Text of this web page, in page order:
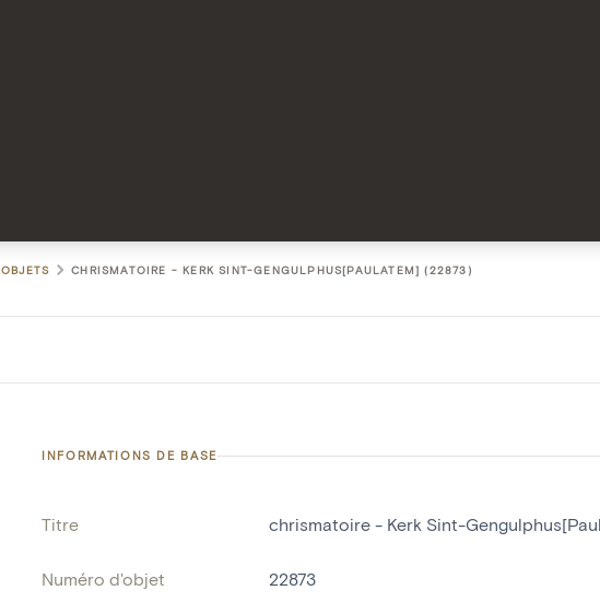
OBJETS CHRISMATOIRE - KERK SINT-GENGULPHUS[PAULATEM] (22873)
INFORMATIONS DE BASE
Titre chrismatoire - Kerk Sint-
Numéro d'objet 22873